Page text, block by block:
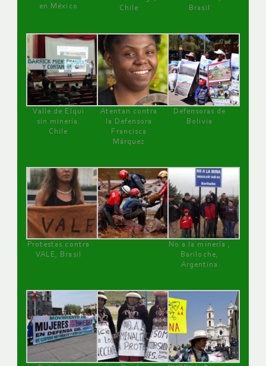
en México
Chile
Brasil
Valle de Elqui
sin minería.
Chile
Atentan contra
la Defensora
Francisca
Márquez
Defensoras de
Bolivia
Protestas contra
VALE, Brasil
No a la minería ,
Bariloche,
Argentina